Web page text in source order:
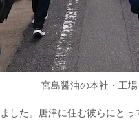
宮島醤油の本社・工
した。唐津に住む彼らにと